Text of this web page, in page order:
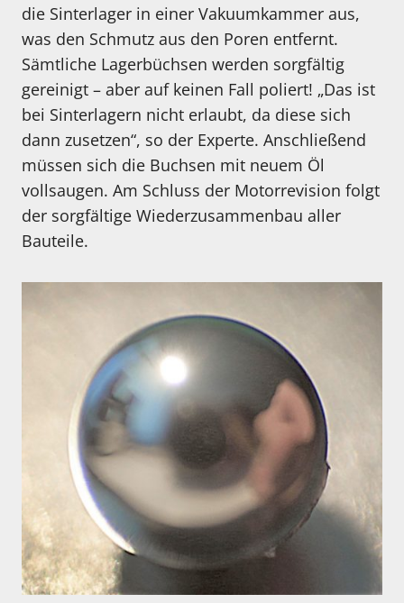
die Sinterlager in einer Vakuumkammer aus,
was den Schmutz aus den Poren entfernt.
Sämtliche Lagerbüchsen werden sorgfältig
gereinigt – aber auf keinen Fall poliert! „Das ist
bei Sinterlagern nicht erlaubt, da diese sich
dann zusetzen“, so der Experte. Anschließend
müssen sich die Buchsen mit neuem Öl
vollsaugen. Am Schluss der Motorrevision folgt
der sorgfältige Wiederzusammenbau aller
Bauteile.